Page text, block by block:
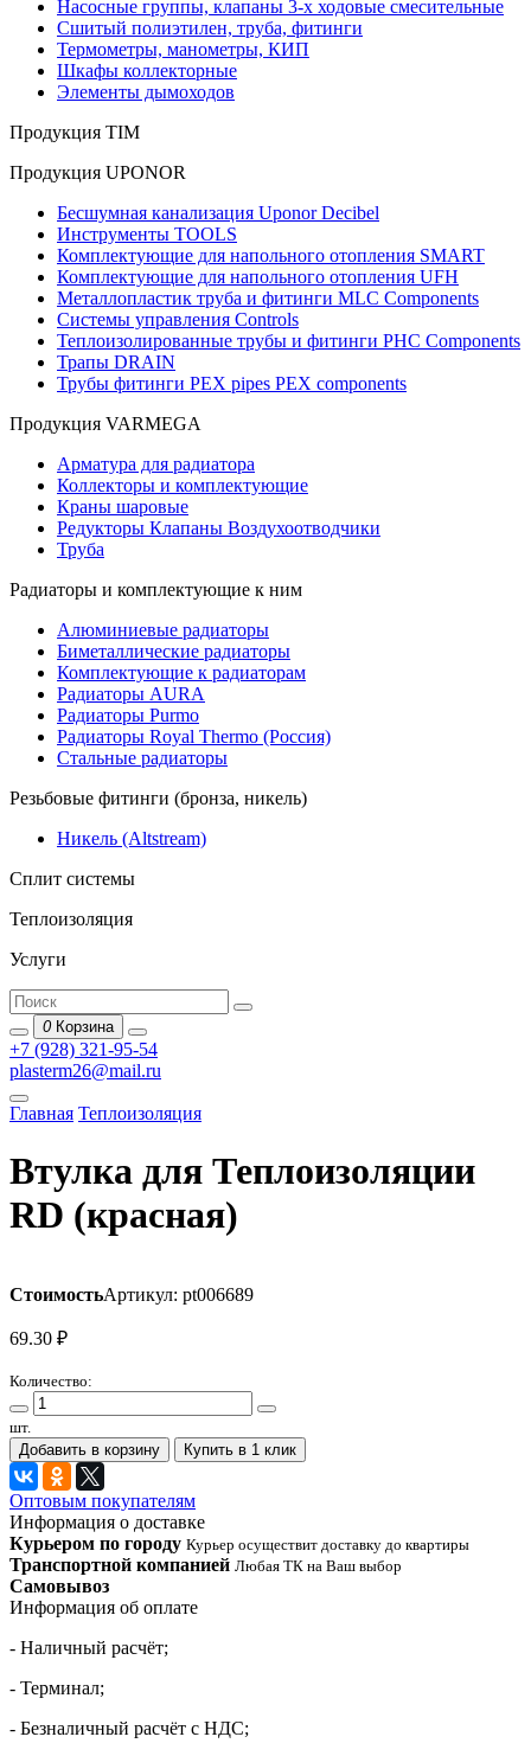
Насосные группы, клапаны 3-х ходовые смесительные
Сшитый полиэтилен, труба, фитинги
Термометры, манометры, КИП
Шкафы коллекторные
Элементы дымоходов
Продукция TIM
Продукция UPONOR
Бесшумная канализация Uponor Decibel
Инструменты TOOLS
Комплектующие для напольного отопления SMART
Комплектующие для напольного отопления UFH
Металлопластик труба и фитинги MLC Components
Системы управления Controls
Теплоизолированные трубы и фитинги PHC Components
Трапы DRAIN
Трубы фитинги PEX pipes PEX components
Продукция VARMEGA
Арматура для радиатора
Коллекторы и комплектующие
Краны шаровые
Редукторы Клапаны Воздухоотводчики
Труба
Радиаторы и комплектующие к ним
Алюминиевые радиаторы
Биметаллические радиаторы
Комплектующие к радиаторам
Радиаторы AURA
Радиаторы Purmo
Радиаторы Royal Thermo (Россия)
Стальные радиаторы
Резьбовые фитинги (бронза, никель)
Никель (Altstream)
Сплит системы
Теплоизоляция
Услуги
0 Корзина
+7 (928) 321-95-54
plasterm26@mail.ru
Главная Теплоизоляция
Втулка для Теплоизоляции
RD (красная)
СтоимостьАртикул: pt006689
69.30 ₽
Количество:
шт.
Добавить в корзину
Купить в 1 клик
Оптовым покупателям
Информация о доставке
Курьером по городу Курьер осуществит доставку до квартиры
Транспортной компанией Любая ТК на Ваш выбор
Самовывоз
Информация об оплате
- Наличный расчёт;
- Терминал;
- Безналичный расчёт с НДС;